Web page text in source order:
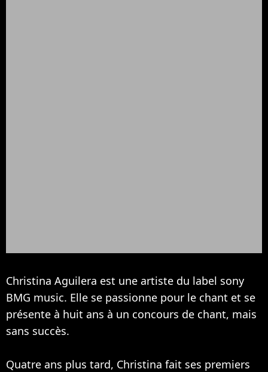
Christina Aguilera est une artiste du label sony
BMG music. Elle se passionne pour le chant et se
présente à huit ans à un concours de chant, mais
sans succès.
Quatre ans plus tard, Christina fait ses premiers